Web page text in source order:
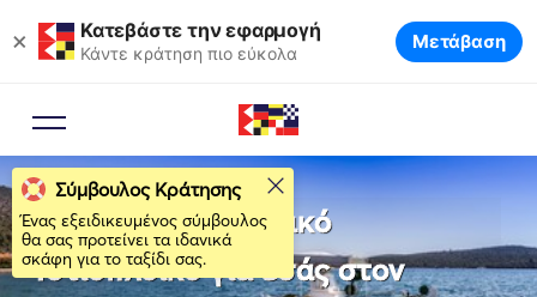
× Κατεβάστε την εφαρμογή
Κάντε κράτηση πιο εύκολα Μετάβαση
Νοικιάστε το ιδανικό
Ιστιοπλοϊκό για εσάς στον
Σύμβουλος Κράτησης
Ένας εξειδικευμένος σύμβουλος
θα σας προτείνει τα ιδανικά
σκάφη για το ταξίδι σας.